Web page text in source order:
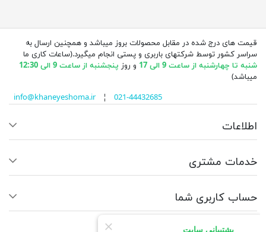
قیمت های درج شده در مقابل محصولات بروز میباشد و همچنین ارسال به
سراسر کشور توسط شرکتهای باربری و پستی انجام میگیرد.(ساعات کاری ما
شنبه تا چهارشنبه از ساعت 9 الی 17
و روز پنجشنبه از ساعت 9 الی 12:30
میباشد)
info@khaneyeshoma.ir¦ 021-44432685
اطلاعات
خدمات مشتری
حساب کاربری شما